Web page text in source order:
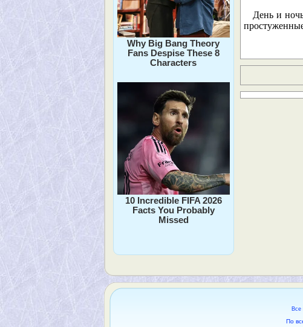
Why Big Bang Theory
Fans Despise These 8
Characters
10 Incredible FIFA 2026
Facts You Probably
Missed
День и
Все
По